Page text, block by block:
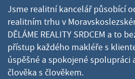
Jsme realitní kancelář působící
realitním trhu v
DĚLÁME REALITY SRDCEM a to
přístup každého makléře s
úspěšné a spokojené spolupráci
člověka s člověkem.